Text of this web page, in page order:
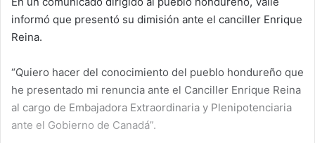
informó que presentó su dimisión ante el canciller Enrique
Reina.
“Quiero hacer del conocimiento del pueblo hondureño que
he presentado mi renuncia ante el Canciller Enrique Reina
al cargo de Embajadora Extraordinaria y Plenipotenciaria
ante el Gobierno de Canadá”.